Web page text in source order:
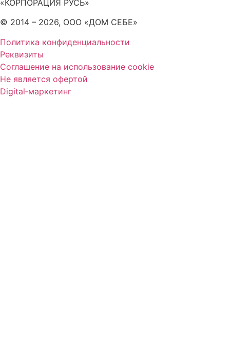
«КОРПОРАЦИЯ РУСЬ»
© 2014 – 2026, ООО «ДОМ СЕБЕ»
Политика конфиденциальности
Реквизиты
Соглашение на использование cookie
Не является офертой
Digital‑маркетинг